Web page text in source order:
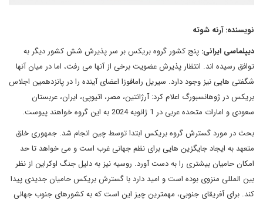
نویسنده: آرنه شوته
دیپلماسی ایرانی: پنج کشور گروه بریکس بر سر پذیرش شش کشور دیگر به
توافق رسیده اند. انتظار پذیرش عضویت برخی از آنها می رفت، اما در میان آنها
شگفتی هایی نیز وجود دارد. سیریل رامافوزا اعضای آینده را در پانزدهمین اجلاس
بریکس در ژوهانسبورگ اعلام کرد: آرژانتین، مصر، اتیوپی، ایران، عربستان
سعودی و امارات متحده عربی در 1 ژانویه 2024 به این گروه خواهند پیوست.
بحث در مورد گسترش گروه بریکس ابتدا توسط چین انجام شد. جمهوری خلق
متعهد به ایجاد جایگزین هایی برای نظم جهانی غرب است و می خواهد تا حد
امکان حامیان بیشتری را به دست آورد. روسیه نیز به دلیل جنگ اوکراین از نظر
بین المللی منزوی بوده است و امید دارد با گسترش بریکس حامیان جدیدی پیدا
کند. برای آفریقای جنوبی، مهمترین چیز این است که به کشورهای جنوب جهانی